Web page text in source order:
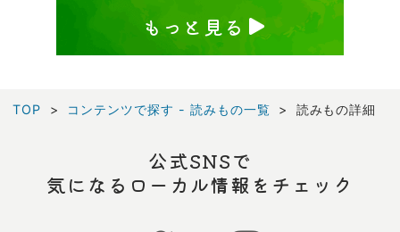
もっと見る
TOP コンテンツで探す - 読みもの一覧 読みもの詳細
公式SNSで
気になるローカル情報をチェック